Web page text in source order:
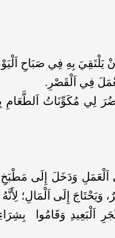
يَلْتَقِيَ بِهِ فِي صَبَاحِ
فِي اَلْقَصْرِ.
لِي مُكَوِّنَاتُ اَلطَّعَامِ
وَدَخَلَ إِلَى مَطْبَخِ
إِلَى اَلْمَالِ؛
اَلْبَعِيدِ وَقَامُوا